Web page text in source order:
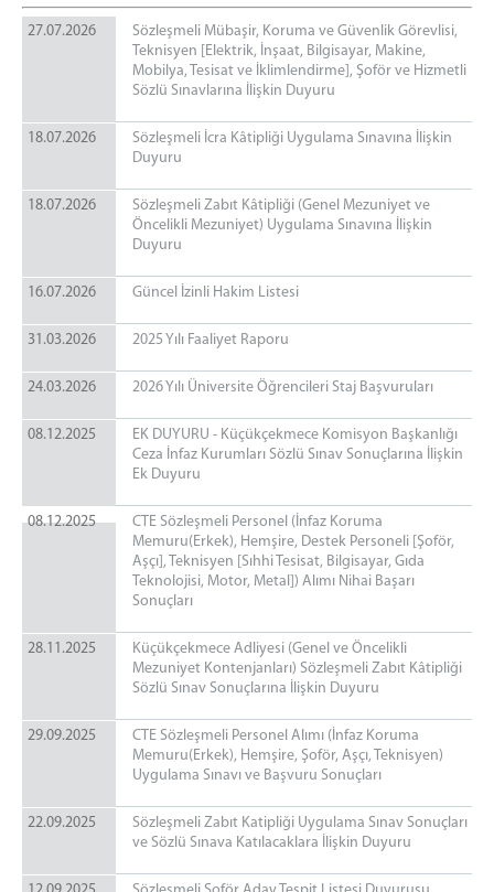
Uzlaştırma Şablonları
Adliyemizden Görüntüler
Cumhuriyet Başsavcı Vekili
KOMİSYON
Adalet Komisyonu Başkanı
Adalet Komisyonu Üyesi
BİLGİ İŞLEM ŞEFLİĞİ
Destek Takip Sistemi
Tüm Şifrelerinizi Alma
E-İmza Yeni Şifre Alma
E-İmza Başvuru Yapma
Kurumiçi Telefon Rehberi
27.07.2026
Sözleşmeli Mübaşir, Koruma ve Güvenlik Görevlisi,
Teknisyen [Elektrik, İnşaat, Bilgisayar, Makine,
Mobilya, Tesisat ve İklimlendirme], Şoför ve Hizmetli
Sözlü Sınavlarına İlişkin Duyuru
18.07.2026
Sözleşmeli İcra Kâtipliği Uygulama Sınavına İlişkin
Duyuru
18.07.2026
Sözleşmeli Zabıt Kâtipliği (Genel Mezuniyet ve
Öncelikli Mezuniyet) Uygulama Sınavına İlişkin
Duyuru
16.07.2026 Güncel İzinli Hakim Listesi
31.03.2026 2025 Yılı Faaliyet Raporu
24.03.2026 2026 Yılı Üniversite Öğrencileri Staj Başvuruları
08.12.2025
EK DUYURU - Küçükçekmece Komisyon Başkanlığı
Ceza İnfaz Kurumları Sözlü Sınav Sonuçlarına İlişkin
Ek Duyuru
08.12.2025
CTE Sözleşmeli Personel (İnfaz Koruma
Memuru(Erkek), Hemşire, Destek Personeli [Şoför,
Aşçı], Teknisyen [Sıhhi Tesisat, Bilgisayar, Gıda
Teknolojisi, Motor, Metal]) Alımı Nihai Başarı
Sonuçları
28.11.2025
Küçükçekmece Adliyesi (Genel ve Öncelikli
Mezuniyet Kontenjanları) Sözleşmeli Zabıt Kâtipliği
Sözlü Sınav Sonuçlarına İlişkin Duyuru
29.09.2025
CTE Sözleşmeli Personel Alımı (İnfaz Koruma
Memuru(Erkek), Hemşire, Şoför, Aşçı, Teknisyen)
Uygulama Sınavı ve Başvuru Sonuçları
22.09.2025
Sözleşmeli Zabıt Katipliği Uygulama Sınav Sonuçları
ve Sözlü Sınava Katılacaklara İlişkin Duyuru